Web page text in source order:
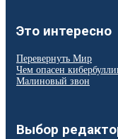
Это интересно
Перевернуть Мир
Чем опасен
Малиновый звон
Выбор